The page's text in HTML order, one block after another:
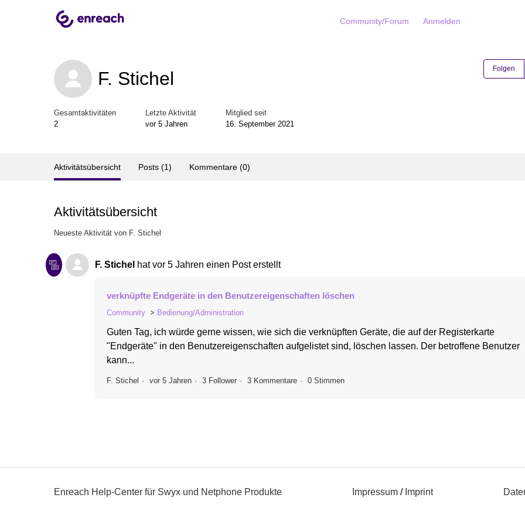
Community/Forum Anmelden
F. Stichel Folgen
Gesamtaktivitäten
2
Letzte Aktivität
vor 5 Jahren
Mitglied seit
16. September 2021
Aktivitätsübersicht Posts (1) Kommentare (0)
Aktivitätsübersicht
Neueste Aktivität von F. Stichel
F. Stichel hatvor 5 Jahren einen Post erstellt
verknüpfte Endgeräte in den Benutzereigenschaften löschen
Community Bedienung/Administration
Guten Tag, ich würde gerne wissen, wie sich die verknüpften Geräte, die auf der Registerkarte
"Endgeräte" in den Benutzereigenschaften aufgelistet sind, löschen lassen. Der betroffene Benutzer
kann...
F. Stichel vor 5 Jahren 3 Follower 3 Kommentare 0 Stimmen
Enreach Help-Center für Swyx und Netphone Produkte Impressum / Imprint